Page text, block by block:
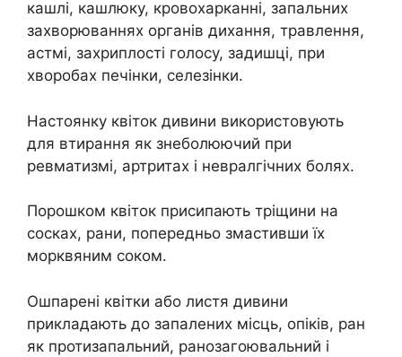
кашлі, кашлюку, кровохарканні, запальних
захворюваннях органів дихання, травлення,
астмі, захриплості голосу, задишці, при
хворобах печінки, селезінки.
Настоянку квіток дивини використовують
для втирання як знеболюючий при
ревматизмі, артритах і невралгічних болях.
Порошком квіток присипають тріщини на
сосках, рани, попередньо змастивши їх
морквяним соком.
Ошпарені квітки або листя дивини
прикладають до запалених місць, опіків, ран
як протизапальний, ранозагоювальний і